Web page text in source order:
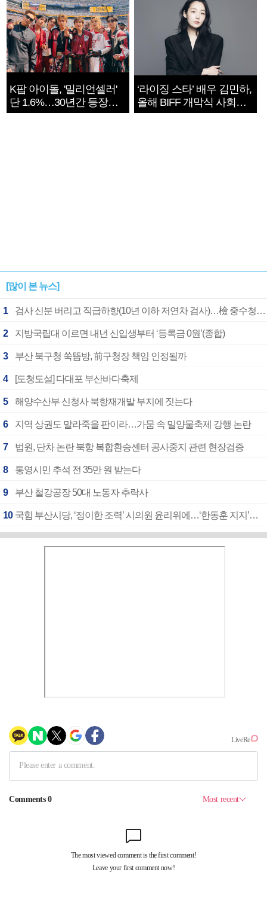
K팝 아이돌, '밀리언셀러'
단 1.6%…30년간 등장
1182개팀 전수조사
‘라이징 스타’ 배우 김민하,
올해 BIFF 개막식 사회자
확정
[많이 본 뉴스]
1 검사 신분 버리고 직급하향(10년 이하 저연차 검사)…檢 중수청행 기피
2 지방국립대 이르면 내년 신입생부터 ‘등록금 0원’(종합)
3 부산 북구청 쑥뜸방, 前구청장 책임 인정될까
4 [도청도설] 다대포 부산바다축제
5 해양수산부 신청사 북항재개발 부지에 짓는다
6 지역 상권도 말라죽을 판이라…가뭄 속 밀양물축제 강행 논란
7 법원, 단차 논란 북항 복합환승센터 공사중지 관련 현장검증
8 통영시민 추석 전 35만 원 받는다
9 부산 철강공장 50대 노동자 추락사
10 국힘 부산시당, ‘정이한 조력’ 시의원 윤리위에…‘한동훈 지지’도 신고접수